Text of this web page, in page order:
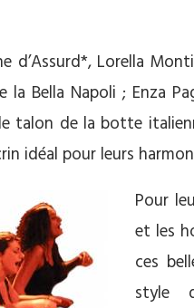
d’Assurd*, Lorella
la Bella Napoli ; Enza
talon de la botte
idéal pour leurs
Pour
et les
ces
style